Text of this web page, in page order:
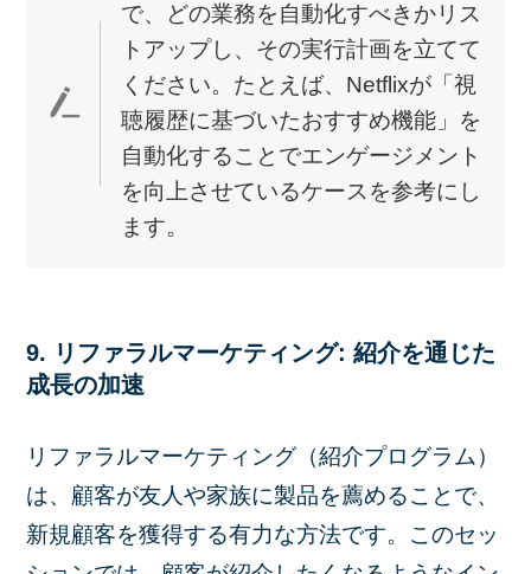
で、どの業務を自動化すべきかリス
トアップし、その実行計画を立てて
ください。たとえば、Netflixが「視
聴履歴に基づいたおすすめ機能」を
自動化することでエンゲージメント
を向上させているケースを参考にし
ます。
9. リファラルマーケティング: 紹介を通じた
成長の加速
リファラルマーケティング（紹介プログラム）
は、顧客が友人や家族に製品を薦めることで、
新規顧客を獲得する有力な方法です。このセッ